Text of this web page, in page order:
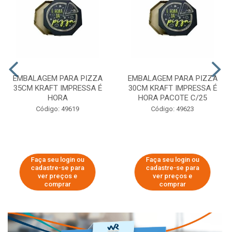
EMBALAGEM PARA PIZZA
35CM KRAFT IMPRESSA É
HORA
Código: 49619
Faça seu login ou
cadastre-se para
ver preços e
comprar
EMBALAGEM PARA PIZZA
30CM KRAFT IMPRESSA É
HORA PACOTE C/25
Código: 49623
Faça seu login ou
cadastre-se para
ver preços e
comprar